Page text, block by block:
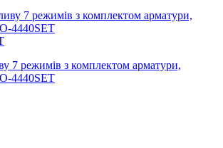
7 режимів з комплектом арматури,
4440SET